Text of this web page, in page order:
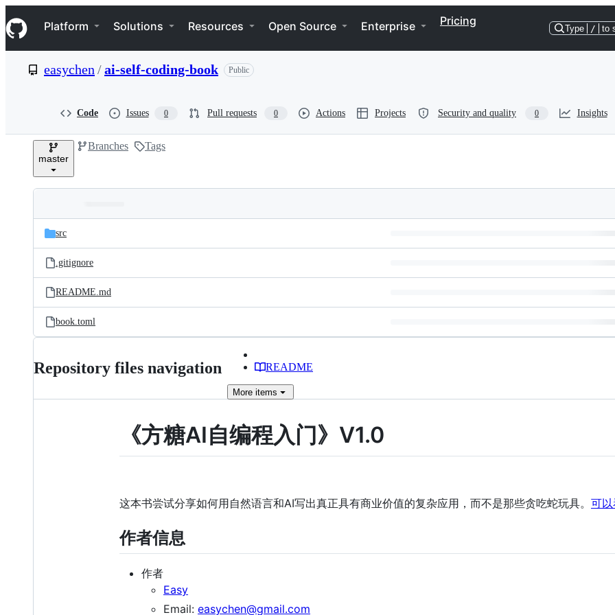
k
i
p
e
Navigation Menu
Platform Solutions Resources Open Source Enterprise Pricing
Type / to
easychen /ai-self-coding-book Public
Code Issues 0 Pull requests 0 Actions Projects Security and quality 0 Insights
master
Branches Tags
and
files
Latest
commit
src
.gitignore
README.md
book.toml
Repository files navigation README
More items
《方糖AI自编程入门》V1.0
这本书尝试分享如何用自然语言和AI写出真正具有商业价值的复杂应用，而不是那些贪吃蛇玩具。 可
作者信息
作者
Easy
Email: easychen@gmail.com